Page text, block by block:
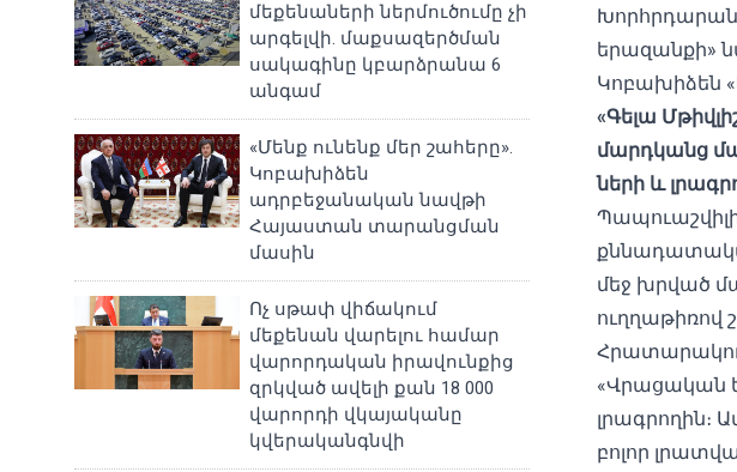
մեքենաների ներմուծումը չի
արգելվի. մաքսազերծման
սակագինը կբարձրանա 6
անգամ
«Մենք ունենք մեր շահերը».
Կոբախիձեն
ադրբեջանական նավթի
Հայաստան տարանցման
մասին
Ոչ սթափ վիճակում
մեքենան վարելու համար
վարորդական իրավունքից
զրկված ավելի քան 18 000
վարորդի վկայականը
կվերականգնվի
երազանքի»
Կոբախիձեն
«Գելա Մթ
մարդկանց
ների և
մեջ խրված
ուղղաթիռով
«Վրացական
լրագրողին։
բոլոր